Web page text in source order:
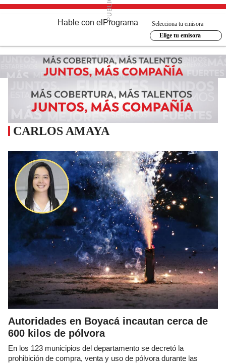
Hable con el Programa
Selecciona tu emisora
Elige tu emisora
CARLOS AMAYA
Autoridades en Boyacá incautan cerca de
600 kilos de pólvora
En los 123 municipios del departamento se decretó la
prohibición de compra, venta y uso de pólvora durante las